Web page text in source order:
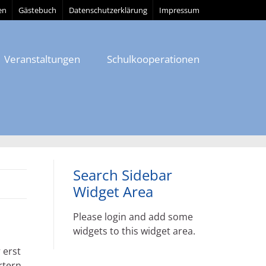
Gästebuch Datenschutzerklärung Impressum
Veranstaltungen Schulkooperationen
erst
Search Sidebar
Widget Area
Please login and add some
widgets to this widget area.